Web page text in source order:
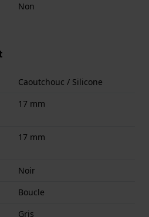
Non
Caoutchouc / Silicone
17 mm
17 mm
Noir
Boucle
Gris